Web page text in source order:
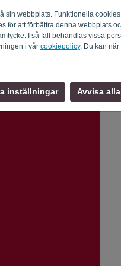
sin webbplats. Funktionella
för att förbättra denna webbplats
I så fall behandlas vissa
i vår cookiepolicy. Du kan
inställningar Avvisa